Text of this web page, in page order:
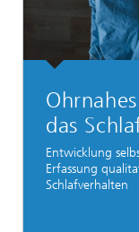
das
Entwicklung
Erfassung
Schlafverhalten